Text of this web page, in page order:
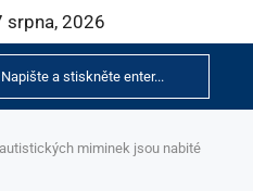
srpna, 2026
miminek jsou nabité